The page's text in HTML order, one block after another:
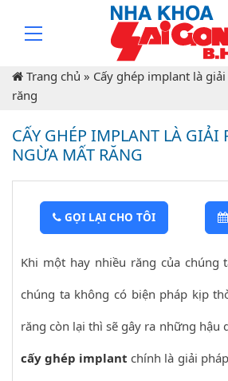
Trang chủ » Cấy ghép implant là
răng
CẤY GHÉP IMPLANT LÀ GIẢI
NGỪA MẤT RĂNG
GỌI LẠI CHO TÔI
Khi một hay nhiều răng của chúng
chúng ta không có biện pháp kịp
răng còn lại thì sẽ gây ra những hậu
cấy ghép implant chính là giải